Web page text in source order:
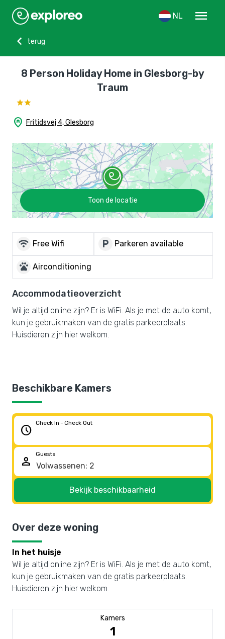
NL
menu
chevron_left
terug
8 Person Holiday Home in Glesborg-by
Traum
home_pin Fritidsvej 4, Glesborg
Toon de locatie
wifi Free Wifi local_parking Parkeren available
pets Airconditioning
Accommodatieoverzicht
Wil je altijd online zijn? Er is WiFi. Als je met de auto komt,
kun je gebruikmaken van de gratis parkeerplaats.
Huisdieren zijn hier welkom.
Beschikbare Kamers
schedule
Check In - Check Out
person
Guests
Bekijk beschikbaarheid
Over deze woning
In het huisje
Wil je altijd online zijn? Er is WiFi. Als je met de auto komt,
kun je gebruikmaken van de gratis parkeerplaats.
Huisdieren zijn hier welkom.
Kamers
1